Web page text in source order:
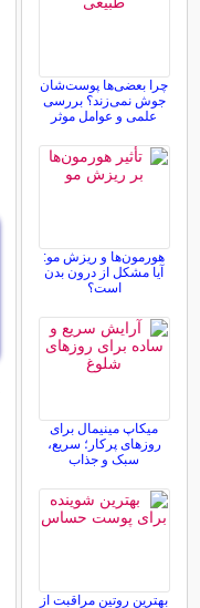
چرا بعضی‌ها پوست‌شان
جوش نمی‌زند؟ بررسی
علمی و عوامل موثر
هورمون‌ها و ریزش مو:
آیا مشکل از درون بدن
است؟
میکاپ مینیمال برای
روزهای پرکار؛ سریع،
سبک و جذاب
بهترین روتین مراقبت از